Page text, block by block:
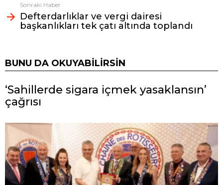
Sonraki Haber
Defterdarlıklar ve vergi dairesi
başkanlıkları tek çatı altında toplandı
BUNU DA OKUYABILIRSIN
‘Sahillerde sigara içmek yasaklansın’
çağrısı